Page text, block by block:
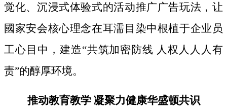
觉化、沉浸式体验式的活动推广广告玩法，让
國家安会核心理念在耳濡目染中根植于企业员
工心目中，建造“共筑加密防线 人权人人人有
责”的醇厚环境。
推动教育教学 凝聚力健康华盛顿共识